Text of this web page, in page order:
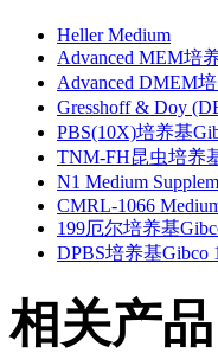
Heller Medium
Advanced MEM培
Advanced DMEM
Gresshoff & Doy
PBS(10X)培养基
TNM-FH昆虫培养
N1 Medium
CMRL-1066
199厄尔培养基
DPBS培养基Gibco
相关产品